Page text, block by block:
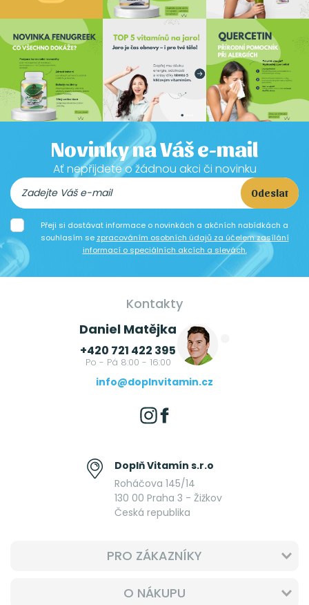
Novinky na Váš e-mail
Ať nepřijdete o žádnou akci či novinku
Odeslat
Přeji si dostávat informace o novinkách a akčních nabídkách a
souhlasím se zpracováním osobních údajů za účelem zasílání
informací o speciálních akcích a slevách.
Kontakty
Daniel Matějka
+420 721 422 395
Po - Pá 8:00 - 16:00
info@doplnvitamin.cz
Doplň Vitamín s.r.o
Roháčova 145/14
130 00 Praha 3 - Žižkov
Česká republika
PRO ZÁKAZNÍKY
O NÁKUPU